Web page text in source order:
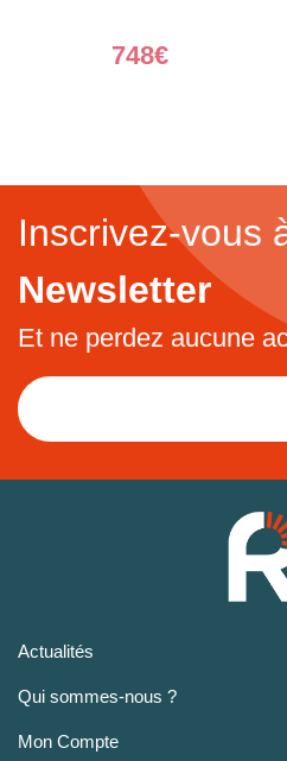
748€
Inscrivez-vous
Newsletter
Et ne perdez aucune
Actualités
Qui sommes-nous ?
Mon Compte